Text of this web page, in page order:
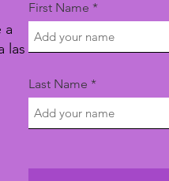
a
las
First Name
Last Name